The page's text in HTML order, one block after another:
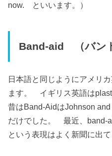
now. といいます。）
Band-aid （バン
日本語と同じようにアメリ
ます。 イギリス英語は
昔はBand-AidはJohnson
だけでした。 最近、band-
という表現はよく新聞に出て